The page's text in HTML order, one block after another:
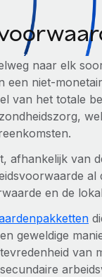
naar elk
niet-
van het totale
afhankelijk van
al
en de
geweldige
van